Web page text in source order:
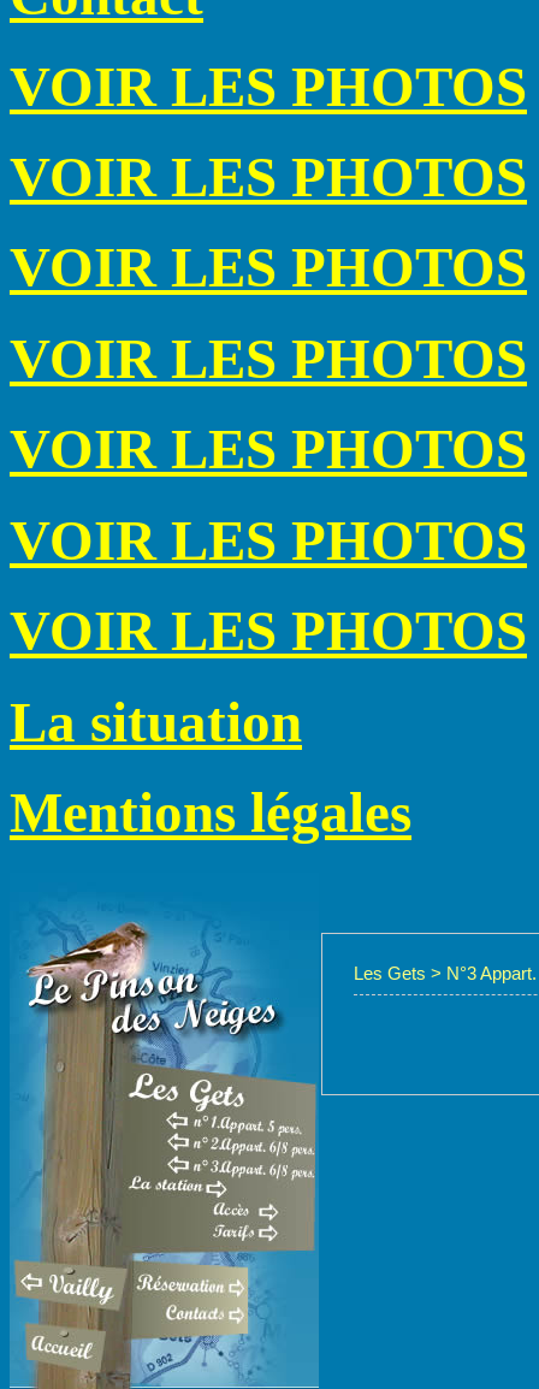
VOIR LES PHOTOS
VOIR LES PHOTOS
VOIR LES PHOTOS
VOIR LES PHOTOS
VOIR LES PHOTOS
VOIR LES PHOTOS
VOIR LES PHOTOS
La situation
Mentions légales
Les Gets > N°3